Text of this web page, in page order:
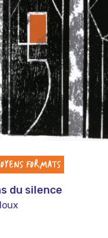
FORMATS
du silence